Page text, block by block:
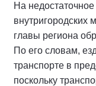
На
главы региона
По его словам,
транспорте в
поскольку